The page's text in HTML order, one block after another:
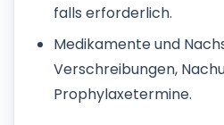
falls erforderlich.
Medikamente und
Verschreibungen,
Prophylaxetermine.